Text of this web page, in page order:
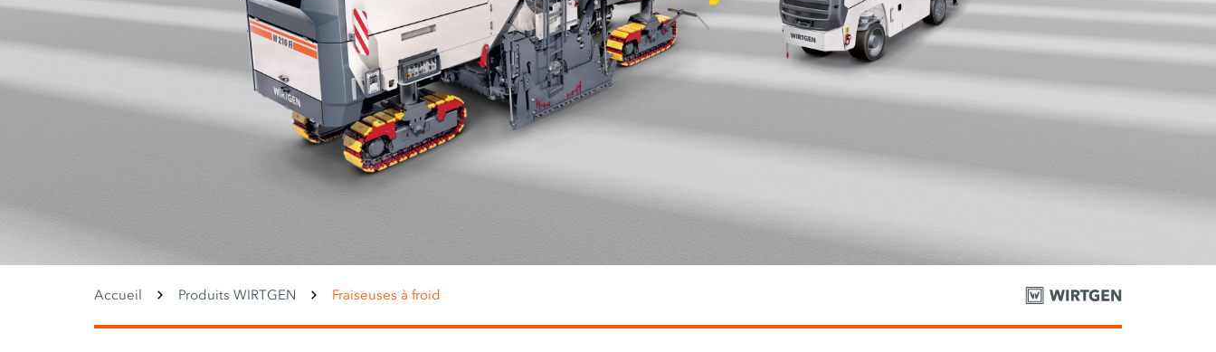
Accueil Produits WIRTGEN Fraiseuses à froid